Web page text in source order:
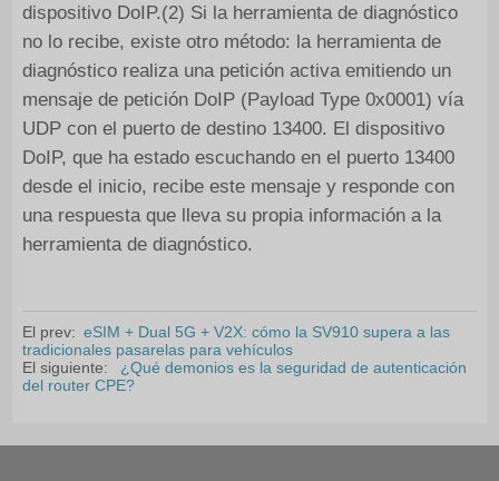
dispositivo DoIP.(2) Si la herramienta de diagnóstico
no lo recibe, existe otro método: la herramienta de
diagnóstico realiza una petición activa emitiendo un
mensaje de petición DoIP (Payload Type 0x0001) vía
UDP con el puerto de destino 13400. El dispositivo
DoIP, que ha estado escuchando en el puerto 13400
desde el inicio, recibe este mensaje y responde con
una respuesta que lleva su propia información a la
herramienta de diagnóstico.
El prev: eSIM + Dual 5G + V2X: cómo la SV910 supera a las
tradicionales pasarelas para vehículos
El siguiente:
¿Qué demonios es la seguridad de autenticación
del router CPE?